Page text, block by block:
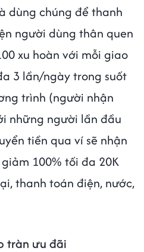
dùng chúng để thanh
người dùng thân quen
xu hoàn với mỗi giao
3 lần/ngày trong suốt
trình (người nhận
những người lần đầu
tiền qua ví sẽ nhận
100% tối đa 20K
thanh toán điện, nước,
tràn ưu đãi